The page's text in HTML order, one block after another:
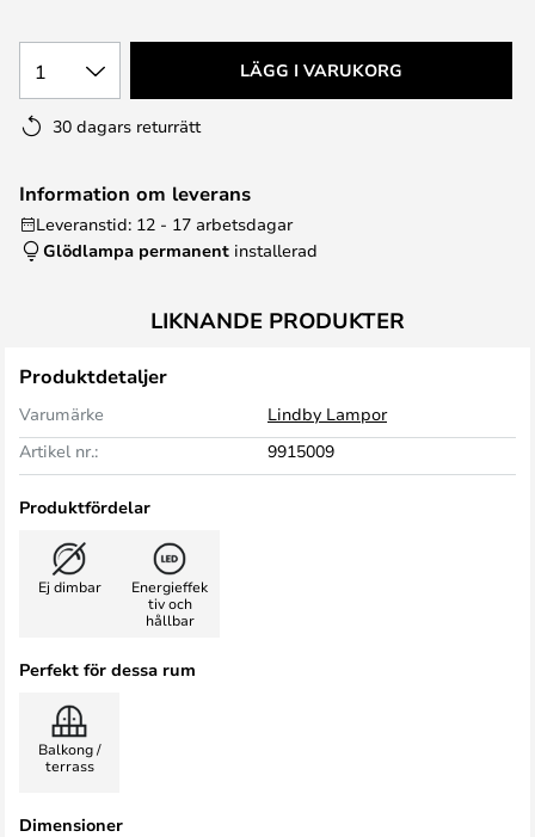
1 LÄGG I VARUKORG
30 dagars returrätt
Information om leverans
Leveranstid: 12 - 17 arbetsdagar
Glödlampa permanent installerad
LIKNANDE PRODUKTER
Produktdetaljer
Varumärke
Lindby Lampor
Artikel nr.:
9915009
Produktfördelar
Ej dimbar
Energieffek
tiv och
hållbar
Perfekt för dessa rum
Balkong /
terrass
Dimensioner